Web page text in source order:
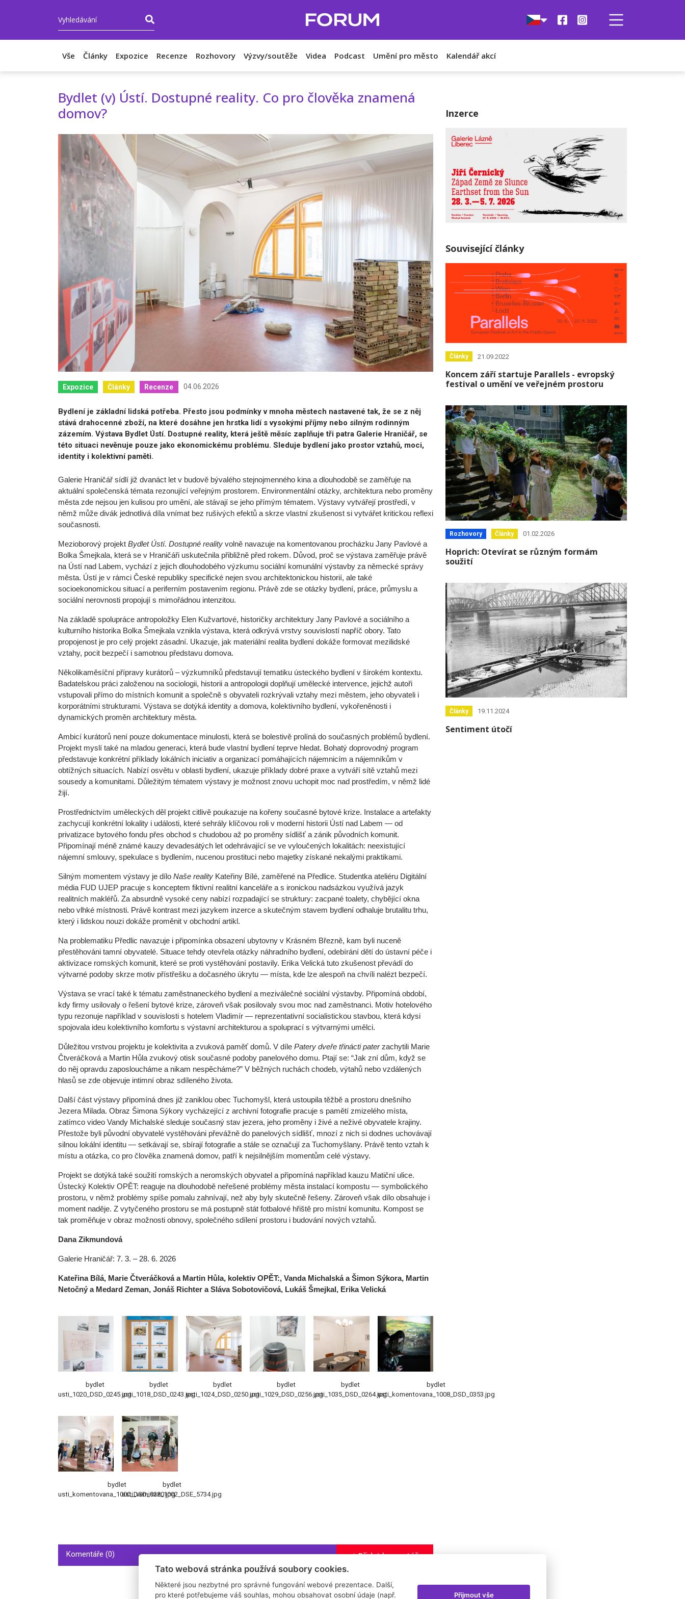
Vše Články Expozice Recenze Rozhovory Výzvy/soutěže Videa Podcast Umění pro město Kalendář akcí
Bydlet (v) Ústí. Dostupné reality. Co pro člověka znamená
domov?
Expozice Články Recenze 04.06.2026
Bydlení je základní lidská potřeba. Přesto jsou podmínky v mnoha městech nastavené tak, že se z něj
stává drahocenné zboží, na které dosáhne jen hrstka lidí s vysokými příjmy nebo silným rodinným
zázemím. Výstava Bydlet Ústí. Dostupné reality, která ještě měsíc zaplňuje tři patra Galerie Hraničář, se
této situaci nevěnuje pouze jako ekonomickému problému. Sleduje bydlení jako prostor vztahů, moci,
identity i kolektivní paměti.
Galerie Hraničář sídlí již dvanáct let v budově bývalého stejnojmenného kina a dlouhodobě se zaměřuje na
aktuální společenská témata rezonující veřejným prostorem. Environmentální otázky, architektura nebo proměny
města zde nejsou jen kulisou pro umění, ale stávají se jeho přímým tématem. Výstavy vytvářejí prostředí, v
němž může divák jednotlivá díla vnímat bez rušivých efektů a skrze vlastní zkušenost si vytvářet kritickou reflexi
současnosti.
Mezioborový projekt Bydlet Ústí. Dostupné reality volně navazuje na komentovanou procházku Jany Pavlové a
Bolka Šmejkala, která se v Hraničáři uskutečnila přibližně před rokem. Důvod, proč se výstava zaměřuje právě
na Ústí nad Labem, vychází z jejich dlouhodobého výzkumu sociální komunální výstavby za německé správy
města. Ústí je v rámci České republiky specifické nejen svou architektonickou historií, ale také
socioekonomickou situací a periferním postavením regionu. Právě zde se otázky bydlení, práce, průmyslu a
sociální nerovnosti propojují s mimořádnou intenzitou.
Na základě spolupráce antropoložky Elen Kužvartové, historičky architektury Jany Pavlové a sociálního a
kulturního historika Bolka Šmejkala vznikla výstava, která odkrývá vrstvy souvislostí napříč obory. Tato
propojenost je pro celý projekt zásadní. Ukazuje, jak materiální realita bydlení dokáže formovat mezilidské
vztahy, pocit bezpečí i samotnou představu domova.
Několikaměsíční přípravy kurátorů – výzkumníků představují tematiku ústeckého bydlení v širokém kontextu.
Badatelskou práci založenou na sociologii, historii a antropologii doplňují umělecké intervence, jejichž autoři
vstupovali přímo do místních komunit a společně s obyvateli rozkrývali vztahy mezi městem, jeho obyvateli i
korporátními strukturami. Výstava se dotýká identity a domova, kolektivního bydlení, vykořeněnosti i
dynamických proměn architektury města.
Ambicí kurátorů není pouze dokumentace minulosti, která se bolestivě prolíná do současných problémů bydlení.
Projekt myslí také na mladou generaci, která bude vlastní bydlení teprve hledat. Bohatý doprovodný program
představuje konkrétní příklady lokálních iniciativ a organizací pomáhajících nájemnicím a nájemníkům v
obtížných situacích. Nabízí osvětu v oblasti bydlení, ukazuje příklady dobré praxe a vytváří sítě vztahů mezi
sousedy a komunitami. Důležitým tématem výstavy je možnost znovu uchopit moc nad prostředím, v němž lidé
žijí.
Prostřednictvím uměleckých děl projekt citlivě poukazuje na kořeny současné bytové krize. Instalace a artefakty
zachycují konkrétní lokality i události, které sehrály klíčovou roli v moderní historii Ústí nad Labem — od
privatizace bytového fondu přes obchod s chudobou až po proměny sídlišť a zánik původních komunit.
Připomínají méně známé kauzy devadesátých let odehrávající se ve vyloučených lokalitách: neexistující
nájemní smlouvy, spekulace s bydlením, nucenou prostituci nebo majetky získané nekalými praktikami.
Silným momentem výstavy je dílo Naše reality Kateřiny Bílé, zaměřené na Předlice. Studentka ateliéru Digitální
média FUD UJEP pracuje s konceptem fiktivní realitní kanceláře a s ironickou nadsázkou využívá jazyk
realitních makléřů. Za absurdně vysoké ceny nabízí rozpadající se struktury: zacpané toalety, chybějící okna
nebo vlhké místnosti. Právě kontrast mezi jazykem inzerce a skutečným stavem bydlení odhaluje brutalitu trhu,
který i lidskou nouzi dokáže proměnit v obchodní artikl.
Na problematiku Předlic navazuje i připomínka obsazení ubytovny v Krásném Březně, kam byli nuceně
přestěhováni tamní obyvatelé. Situace tehdy otevřela otázky náhradního bydlení, odebírání dětí do ústavní péče i
aktivizace romských komunit, které se proti vystěhování postavily. Erika Velická tuto zkušenost převádí do
výtvarné podoby skrze motiv přístřešku a dočasného úkrytu — místa, kde lze alespoň na chvíli nalézt bezpečí.
Výstava se vrací také k tématu zaměstnaneckého bydlení a meziválečné sociální výstavby. Připomíná období,
kdy firmy usilovaly o řešení bytové krize, zároveň však posilovaly svou moc nad zaměstnanci. Motiv hotelového
typu rezonuje například v souvislosti s hotelem Vladimír — reprezentativní socialistickou stavbou, která kdysi
spojovala ideu kolektivního komfortu s výstavní architekturou a spoluprací s výtvarnými umělci.
Důležitou vrstvou projektu je kolektivita a zvuková paměť domů. V díle Patery dveře třinácti paterzachytili Marie
Čtveráčková a Martin Hůla zvukový otisk současné podoby panelového domu. Ptají se: “Jak zní dům, když se
do něj opravdu zaposloucháme a nikam nespěcháme?” V běžných ruchách chodeb, výtahů nebo vzdálených
hlasů se zde objevuje intimní obraz sdíleného života.
Další část výstavy připomíná dnes již zaniklou obec Tuchomyšl, která ustoupila těžbě a prostoru dnešního
Jezera Milada. Obraz Šimona Sýkory vycházející z archivní fotografie pracuje s pamětí zmizelého místa,
zatímco video Vandy Michalské sleduje současný stav jezera, jeho proměny i živé a neživé obyvatele krajiny.
Přestože byli původní obyvatelé vystěhováni převážně do panelových sídlišť, mnozí z nich si dodnes uchovávají
silnou lokální identitu — setkávají se, sbírají fotografie a stále se označují za Tuchomyšlany. Právě tento vztah k
místu a otázka, co pro člověka znamená domov, patří k nejsilnějším momentům celé výstavy.
Projekt se dotýká také soužití romských a neromských obyvatel a připomíná například kauzu Matiční ulice.
Ústecký Kolektiv OPĚT: reaguje na dlouhodobě neřešené problémy města instalací kompostu — symbolického
prostoru, v němž problémy spíše pomalu zahnívají, než aby byly skutečně řešeny. Zároveň však dílo obsahuje i
moment naděje. Z vytyčeného prostoru se má postupně stát fotbalové hřiště pro místní komunitu. Kompost se
tak proměňuje v obraz možnosti obnovy, společného sdílení prostoru i budování nových vztahů.
Dana Zikmundová
Galerie Hraničář: 7. 3. – 28. 6. 2026
Kateřina Bílá, Marie Čtveráčková a Martin Hůla, kolektiv OPĚT:, Vanda Michalská a Šimon Sýkora, Martin
Netočný a Medard Zeman, Jonáš Richter a Sláva Sobotovičová, Lukáš Šmejkal, Erika Velická
bydlet
usti_1020_DSD_0245.jpg
bydlet
usti_1018_DSD_0243.jpg
bydlet
usti_1024_DSD_0250.jpg
bydlet
usti_1029_DSD_0256.jpg
bydlet
usti_1035_DSD_0264.jpg
bydlet
usti_komentovana_1008_DSD_0353.jpg
bydlet
usti_komentovana_1000_DSD_0280.jpg
bydlet
usti_vernisaz_1002_DSE_5734.jpg
Komentáře (0) + Přidat komentář
Inzerce
Související články
Články 21.09.2022
Koncem září startuje Parallels - evropský
festival o umění ve veřejném prostoru
Rozhovory Články 01.02.2026
Hoprich: Otevírat se různým formám
soužití
Články 19.11.2024
Sentiment útočí
Tato webová stránka používá soubory cookies.
Některé jsou nezbytné pro správné fungování webové prezentace. Další,
pro které potřebujeme váš souhlas, mohou obsahovat osobní údaje (např.
Přijmout vše